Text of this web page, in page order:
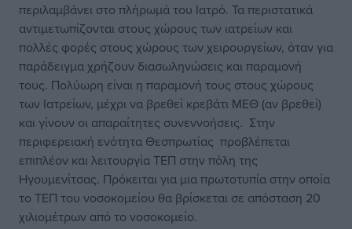
περιλαμβάνει στο πλήρωμά του Ιατρό. Τα περιστατικά
αντιμετωπίζονται στους χώρους των ιατρείων και
πολλές φορές στους χώρους των χειρουργείων, όταν για
παράδειγμα χρήζουν διασωληνώσεις και παραμονή
τους. Πολύωρη είναι η παραμονή τους στους χώρους
των Ιατρείων, μέχρι να βρεθεί κρεβάτι ΜΕΘ (αν βρεθεί)
και γίνουν οι απαραίτητες συνεννοήσεις. Στην
περιφερειακή ενότητα Θεσπρωτίας προβλέπεται
επιπλέον και λειτουργία ΤΕΠ στην πόλη της
Ηγουμενίτσας. Πρόκειται για μια πρωτοτυπία στην οποία
το ΤΕΠ του νοσοκομείου θα βρίσκεται σε απόσταση 20
χιλιομέτρων από το νοσοκομείο.